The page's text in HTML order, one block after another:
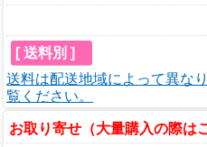
[ 送料別 ]
送料は配送地域によって異な
覧ください。
お取り寄せ（大量購入の際は